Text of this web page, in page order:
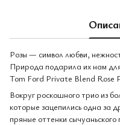
Розы — символ любви,
Природа подарила их нам
Tom Ford Private Blend Rose
Вокруг роскошного трио из
которые зацепились одна за
пряные оттенки